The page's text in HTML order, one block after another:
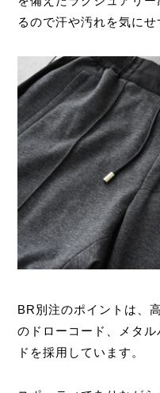
るので汗や汚れを気にせ
BR別注のポイントは、
のドローコード、メタ
ドを採用しています。